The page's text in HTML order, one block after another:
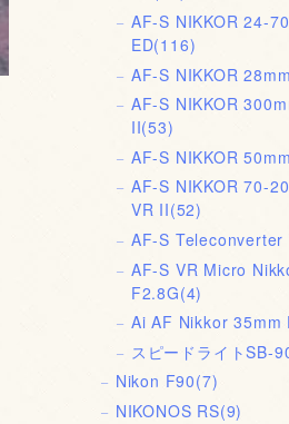
AF-S NIKKOR 24-
ED(116)
AF-S NIKKOR
AF-S NIKKOR
II(53)
AF-S NIKKOR
AF-S NIKKOR 70-
VR II(52)
AF-S Teleconverter
AF-S VR Micro
F2.8G(4)
Ai AF Nikkor 35mm
スピードライトSB-
Nikon F90(7)
NIKONOS RS(9)